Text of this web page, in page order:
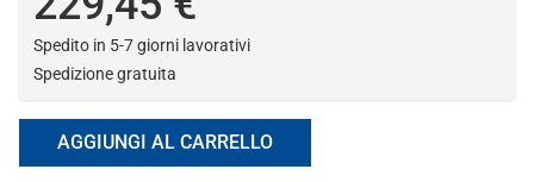
Spedito in 5-7 giorni lavorativi
Spedizione gratuita
AGGIUNGI AL CARRELLO